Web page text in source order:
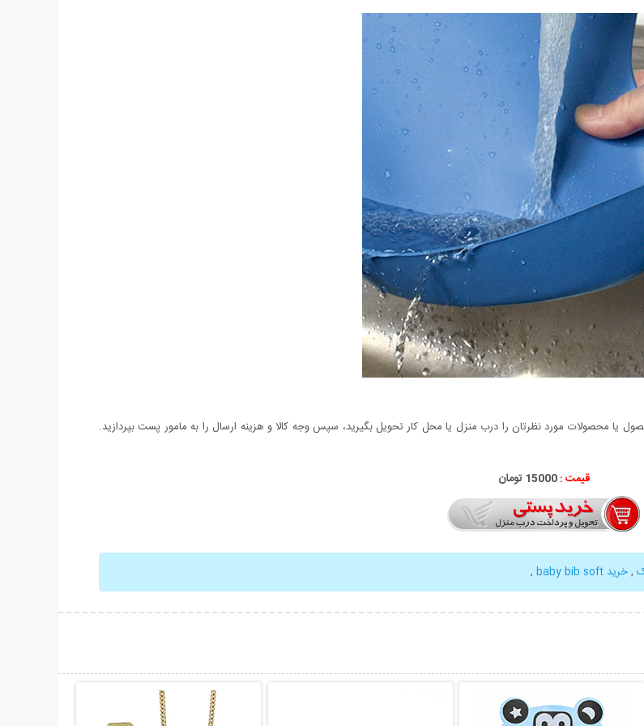
یا محصولات مورد نظرتان را درب منزل یا محل کار تحویل بگیرید، سپس وجه کالا و هزینه ارسال را به مامور پست بپردازید.
قیمت :15000 تومان
,خرید baby bib soft ,